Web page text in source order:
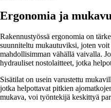
Ergonomia ja
Rakennustyössä ergonomia on
suunniteltu mukautuviksi, joten voit
mahdollisimman vähällä vaivalla.
hydrauliset nostolaitteet, jotka
Sisätilat on usein varustettu
jotka helpottavat pitkien
mukava, voi työntekijä keskittyä